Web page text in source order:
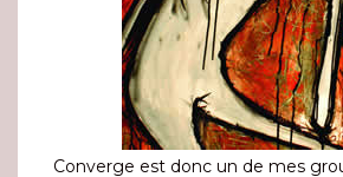
Converge est donc un de mes